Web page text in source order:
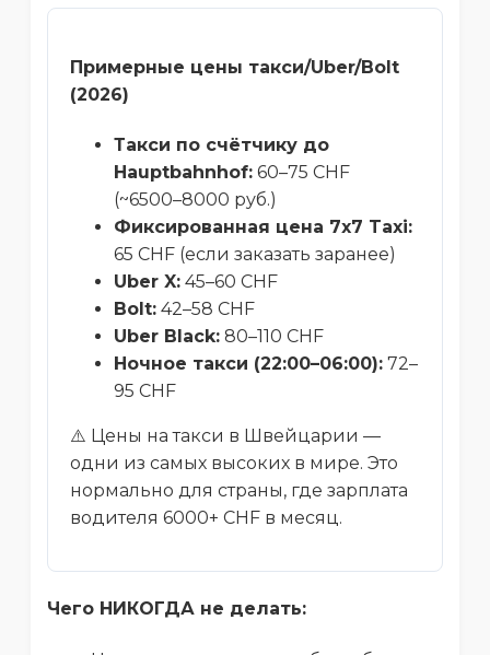
Примерные цены такси/Uber/Bolt
(2026)
Такси по счётчику до
Hauptbahnhof: 60–75 CHF
(~6500–8000 руб.)
Фиксированная цена 7x7 Taxi:
65 CHF (если заказать заранее)
Uber X: 45–60 CHF
Bolt: 42–58 CHF
Uber Black: 80–110 CHF
Ночное такси (22:00–06:00): 72–
95 CHF
⚠️ Цены на такси в Швейцарии —
одни из самых высоких в мире. Это
нормально для страны, где зарплата
водителя 6000+ CHF в месяц.
Чего НИКОГДА не делать: